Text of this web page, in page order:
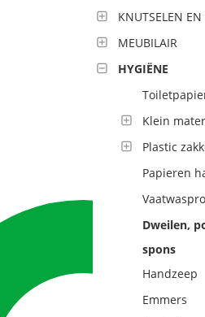
KNUTSELEN EN
MEUBILAIR
HYGIËNE
Klein
Plastic
Papieren
Dweilen,
spons
Handzeep
Emmers